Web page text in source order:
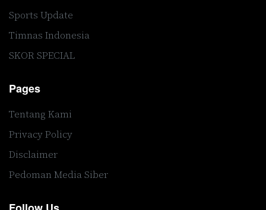
Sports Update
Timnas Indonesia
SKOR SPECIAL
Pages
Tentang Kami
Privacy Policy
Disclaimer
Pedoman Media Siber